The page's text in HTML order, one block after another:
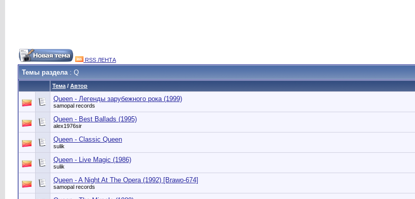
RSS ЛЕНТА
Темы раздела: Q
Тема / Автор
Queen - Легенды зарубежного рока (1999)
samopal records
Queen - Best Ballads (1995)
alex1976sir
Queen - Classic Queen
sulik
Queen - Live Magic (1986)
sulik
Queen - A Night At The Opera (1992) [Brawo-674]
samopal records